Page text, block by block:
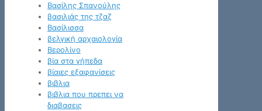
Βασίλης Σπανούλης
βασιλιάς της τζαζ
Βασίλισσα
βελγική αρχαιολογία
Βερολίνο
βία στα γήπεδα
βίαιες εξαφανίσεις
βιβλια
βιβλια που πρεπει να
διαβασεις